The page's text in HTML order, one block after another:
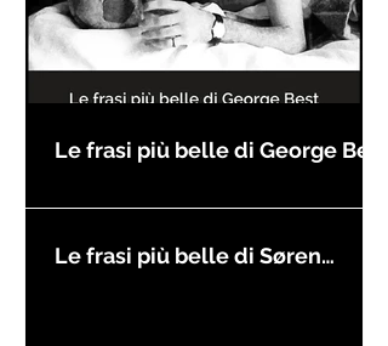
Le frasi più belle di George Best
Le frasi più belle di Søren